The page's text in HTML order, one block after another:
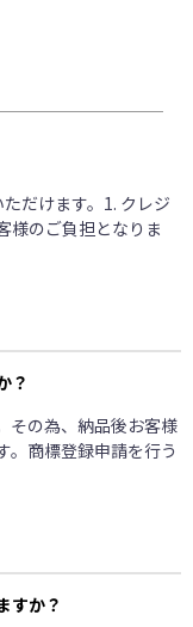
だけます。1. クレジ
様のご負担となりま
？
その為、納品後お客様
。商標登録申請を行う
すか？